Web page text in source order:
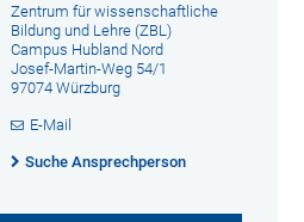
Zentrum für wissenschaftliche
Bildung und Lehre (ZBL)
Campus Hubland Nord
Josef-Martin-Weg 54/1
97074 Würzburg
E-Mail
Suche Ansprechperson